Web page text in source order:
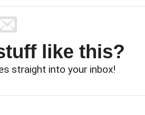
like this?
straight into your inbox!